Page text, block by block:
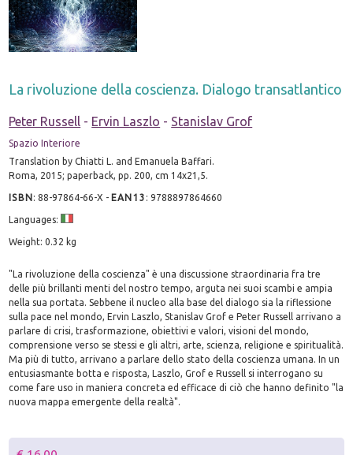
La rivoluzione della coscienza. Dialogo transatlantico
Peter Russell - Ervin Laszlo - Stanislav Grof
Spazio Interiore
Translation by Chiatti L. and Emanuela Baffari.
Roma, 2015; paperback, pp. 200, cm 14x21,5.
ISBN:88-97864-66-X - EAN13 :9788897864660
Languages:
Weight: 0.32 kg
"La rivoluzione della coscienza" è una discussione straordinaria fra tre
delle più brillanti menti del nostro tempo, arguta nei suoi scambi e ampia
nella sua portata. Sebbene il nucleo alla base del dialogo sia la riflessione
sulla pace nel mondo, Ervin Laszlo, Stanislav Grof e Peter Russell arrivano a
parlare di crisi, trasformazione, obiettivi e valori, visioni del mondo,
comprensione verso se stessi e gli altri, arte, scienza, religione e spiritualità.
Ma più di tutto, arrivano a parlare dello stato della coscienza umana. In un
entusiasmante botta e risposta, Laszlo, Grof e Russell si interrogano su
come fare uso in maniera concreta ed efficace di ciò che hanno definito "la
nuova mappa emergente della realtà".
modulo di iscrizione